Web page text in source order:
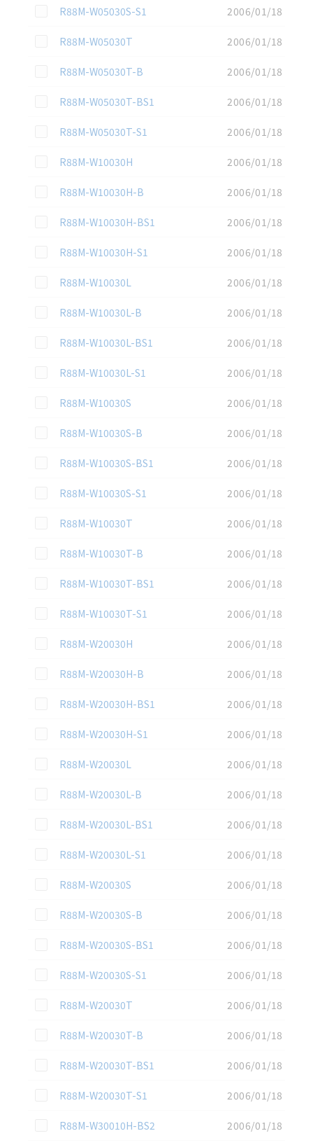
この資料を選択
R88M-W05030S-S1
2006/01/18
この資料を選択
R88M-W05030T
2006/01/18
この資料を選択
R88M-W05030T-B
2006/01/18
この資料を選択
R88M-W05030T-BS1
2006/01/18
この資料を選択
R88M-W05030T-S1
2006/01/18
この資料を選択
R88M-W10030H
2006/01/18
この資料を選択
R88M-W10030H-B
2006/01/18
この資料を選択
R88M-W10030H-BS1
2006/01/18
この資料を選択
R88M-W10030H-S1
2006/01/18
この資料を選択
R88M-W10030L
2006/01/18
この資料を選択
R88M-W10030L-B
2006/01/18
この資料を選択
R88M-W10030L-BS1
2006/01/18
この資料を選択
R88M-W10030L-S1
2006/01/18
この資料を選択
R88M-W10030S
2006/01/18
この資料を選択
R88M-W10030S-B
2006/01/18
この資料を選択
R88M-W10030S-BS1
2006/01/18
この資料を選択
R88M-W10030S-S1
2006/01/18
この資料を選択
R88M-W10030T
2006/01/18
この資料を選択
R88M-W10030T-B
2006/01/18
この資料を選択
R88M-W10030T-BS1
2006/01/18
この資料を選択
R88M-W10030T-S1
2006/01/18
この資料を選択
R88M-W20030H
2006/01/18
この資料を選択
R88M-W20030H-B
2006/01/18
この資料を選択
R88M-W20030H-BS1
2006/01/18
この資料を選択
R88M-W20030H-S1
2006/01/18
この資料を選択
R88M-W20030L
2006/01/18
この資料を選択
R88M-W20030L-B
2006/01/18
この資料を選択
R88M-W20030L-BS1
2006/01/18
この資料を選択
R88M-W20030L-S1
2006/01/18
この資料を選択
R88M-W20030S
2006/01/18
この資料を選択
R88M-W20030S-B
2006/01/18
この資料を選択
R88M-W20030S-BS1
2006/01/18
この資料を選択
R88M-W20030S-S1
2006/01/18
この資料を選択
R88M-W20030T
2006/01/18
この資料を選択
R88M-W20030T-B
2006/01/18
この資料を選択
R88M-W20030T-BS1
2006/01/18
この資料を選択
R88M-W20030T-S1
2006/01/18
この資料を選択
R88M-W30010H-BS2
2006/01/18